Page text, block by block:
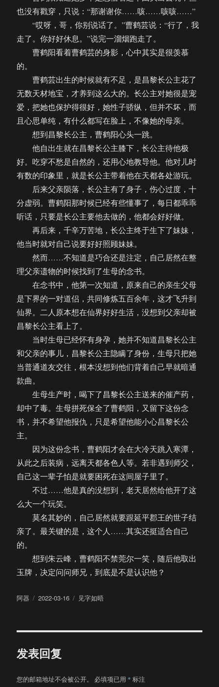
也没有戳穿，只说：“那谢谢你……咳……咳咳……”
“哎呀，哥，你别说话了。”曹鹤芸说：“行了，我
走了。你好好休息。”说完一溜烟跑走了。
曹鹤阳看着曹鹤芸的身影，心中其实是很羡慕
的。
曹鹤芸出生的时候就有不足，是昌黎长公主花了
无数天材地宝，才养到这么大的。长公主对她很是宠
爱，把她也保护得很好，她性子骄纵，但并不坏，而
且心思单纯，有什么都写在脸上，不像她的母亲。
想到昌黎长公主，曹鹤阳心头一跳。
他自出生就在昌黎长公主膝下，长公主待他极
好。吃穿不愁是自然的，还用心地教导他。他对儿时
有数的印象里，就是长公主带着他在天都各处游玩。
后来父亲陨落，长公主有了身子，伤心过度，十
分虚弱。曹鹤阳那时候已经有些懂事了，每日都乖乖
听话，只要是长公主要他去做的，他都会好好做。
再后来，千辛万苦地，长公主终于生下了妹妹，
他当时就对自己说要好好照顾妹妹。
然而……不知道是巧合还是注定，自己居然在整
理父亲遗物的时候找到了生母的念书。
在念书中，他第一次知道，原来自己的亲生父母
是下界的一对道侣，共同修炼五百余年，这才飞升到
仙界。二人原本想在仙界好好生活，没想到父亲却被
昌黎长公主看上了。
当时生母已经怀有身孕，她并不知道昌黎长公主
和父亲的事儿，昌黎长公主隐瞒了身份，生母只把她
当普通道友交往，根本没想到他们背着自己早就暗通
款曲。
生母生产时，喝下了昌黎长公主送来的催产药，
却中了毒。生母拼死保全了曹鹤阳，又留下这份念
书，并不希望他报仇，只是希望他能小心昌黎长公
主。
因为这份念书，曹鹤阳才会在大冷天跳入寒潭，
从此之后装病，远离天都各色人等。若非遇到师父，
自己这一辈子怕是就要困死在这间屋子里了。
不过……他是真的没想到，老天居然给他开了这
么大一个玩笑。
莫名其妙的，自己居然就要跟延平郡王的世子结
亲了。最关键的是，这个人……其实还挺适合自己
的。
想到朱云峰，曹鹤阳不禁莞尔一笑，随后他取出
玉牌，决定问问师兄，到底是不是认识他？
作
阿器
发
2022-03-16
分
见字如晤
发表回复
您的邮箱地址不会被公开。 必填项已用 * 标注